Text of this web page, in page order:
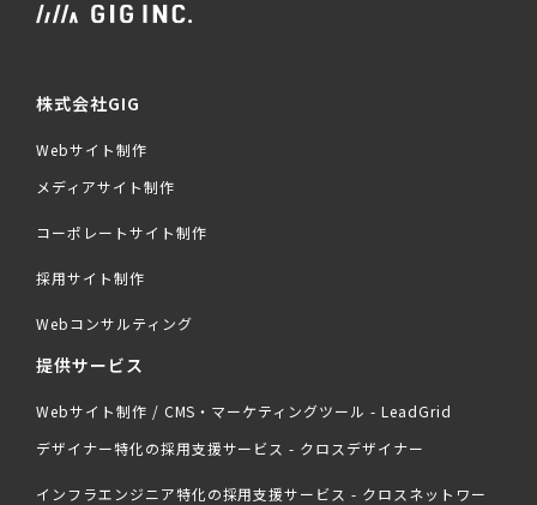
株式会社GIG
Webサイト制作
メディアサイト制作
コーポレートサイト制作
採用サイト制作
Webコンサルティング
提供サービス
Webサイト制作 / CMS・マーケティングツール - LeadGrid
デザイナー特化の採用支援サービス - クロスデザイナー
インフラエンジニア特化の採用支援サービス - クロスネットワー